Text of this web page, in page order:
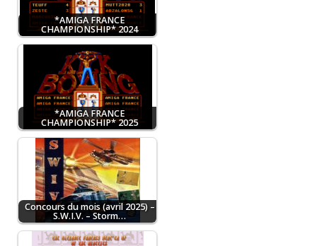
*AMIGA FRANCE
CHAMPIONSHIP* 2024
*AMIGA FRANCE
CHAMPIONSHIP* 2025
Concours du mois (avril 2025) –
S.W.I.V. – Storm…